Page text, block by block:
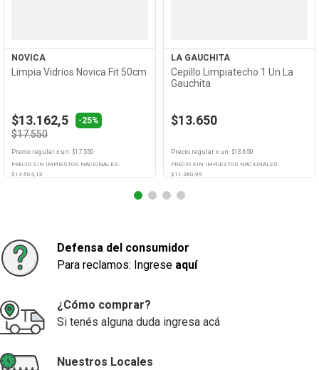
NOVICA
Limpia Vidrios Novica Fit 50cm
$13.162,5 -25%
$17.550
Precio regular x un: $17.550
PRECIO SIN IMPUESTOS NACIONALES:
$ 14.504,13
LA GAUCHITA
Cepillo Limpiatecho 1 Un La
Gauchita
$13.650
Precio regular x un: $13.650
PRECIO SIN IMPUESTOS NACIONALES:
$ 11.280,99
Defensa del consumidor
Para reclamos: Ingrese aquí
¿Cómo comprar?
Si tenés alguna duda ingresa acá
Nuestros Locales